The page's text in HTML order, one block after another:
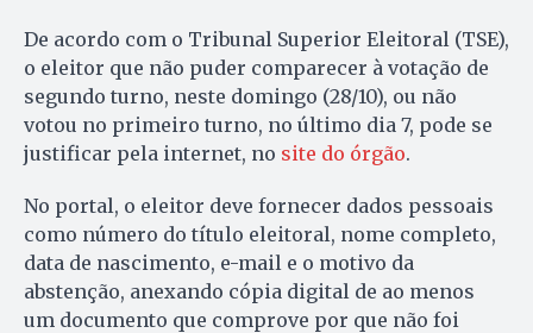
De acordo com o Tribunal Superior Eleitoral (TSE),
o eleitor que não puder comparecer à votação de
segundo turno, neste domingo (28/10), ou não
votou no primeiro turno, no último dia 7, pode se
justificar pela internet, no site do órgão.
No portal, o eleitor deve fornecer dados pessoais
como número do título eleitoral, nome completo,
data de nascimento, e-mail e o motivo da
abstenção, anexando cópia digital de ao menos
um documento que comprove por que não foi